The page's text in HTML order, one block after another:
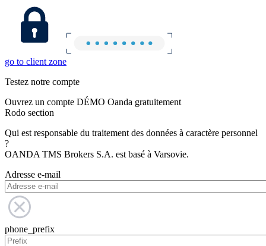
go to client zone
Testez notre compte
Ouvrez un compte DÉMO Oanda gratuitement
Rodo section
Qui est responsable du traitement des données à caractère personnel
?
OANDA TMS Brokers S.A. est basé à Varsovie.
Adresse e-mail
phone_prefix